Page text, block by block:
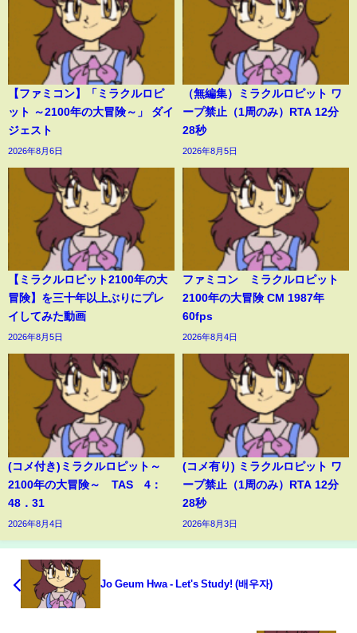
【ファミコン】「ミラクルロピ
ット ～2100年の大冒険～」 ダイ
ジェスト
2026年8月6日
（無編集）ミラクルロピット ワ
ープ禁止（1周のみ）RTA 12分
28秒
2026年8月5日
【ミラクルロピット2100年の大
冒険】を三十年以上ぶりにプレ
イしてみた動画
2026年8月5日
ファミコン ミラクルロピット
2100年の大冒険 CM 1987年
60fps
2026年8月4日
(コメ付き)ミラクルロピット～
2100年の大冒険～ TAS 4：
48．31
2026年8月4日
(コメ有り) ミラクルロピット ワ
ープ禁止（1周のみ）RTA 12分
28秒
2026年8月3日
Jo Geum Hwa - Let's Study! (배우자)